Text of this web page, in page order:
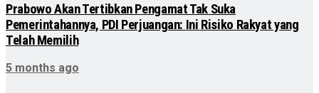
Prabowo Akan Tertibkan Pengamat Tak Suka
Pemerintahannya, PDI Perjuangan: Ini Risiko Rakyat yang
Telah Memilih
5 months ago